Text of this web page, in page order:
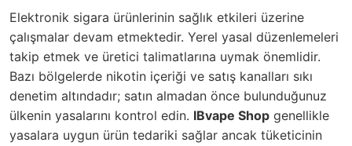
Elektronik sigara ürünlerinin sağlık etkileri üzerine
çalışmalar devam etmektedir. Yerel yasal düzenlemeleri
takip etmek ve üretici talimatlarına uymak önemlidir.
Bazı bölgelerde nikotin içeriği ve satış kanalları sıkı
denetim altındadır; satın almadan önce bulunduğunuz
ülkenin yasalarını kontrol edin. IBvape Shop genellikle
yasalara uygun ürün tedariki sağlar ancak tüketicinin